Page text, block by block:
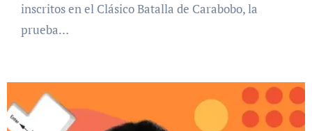
inscritos en el Clásico Batalla de Carabobo, la
prueba…